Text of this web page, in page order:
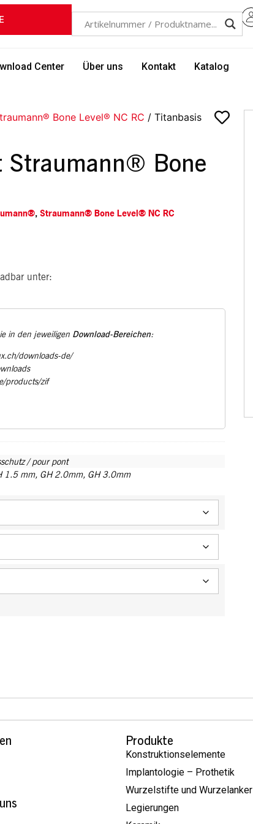
Center Über uns Kontakt Katalog
Bone Level® NC RC / Titanbasis
Straumann® Bone
, Straumann® Bone Level® NC RC
unter:
in den jeweiligen Download-Bereichen:
downloads-de/
products/zif
/ pour pont
1.5 mm, GH 2.0mm, GH 3.0mm
Produkte
Konstruktionselemente
Implantologie – Prothetik
Wurzelstifte und Wurzelanker
Legierungen